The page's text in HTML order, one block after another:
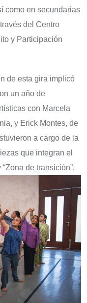
como en secundarias
del Centro
y Participación
de esta gira implicó
un año de
con Marcela
y Erick Montes, de
a cargo de la
que integran el
de transición”.